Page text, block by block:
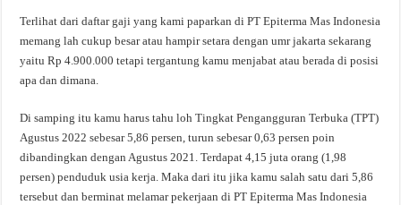
Terlihat dari daftar gaji yang kami paparkan di PT Epiterma Mas Indonesia
memang lah cukup besar atau hampir setara dengan umr jakarta sekarang
yaitu Rp 4.900.000 tetapi tergantung kamu menjabat atau berada di posisi
apa dan dimana.
Di samping itu kamu harus tahu loh Tingkat Pengangguran Terbuka (TPT)
Agustus 2022 sebesar 5,86 persen, turun sebesar 0,63 persen poin
dibandingkan dengan Agustus 2021. Terdapat 4,15 juta orang (1,98
persen) penduduk usia kerja. Maka dari itu jika kamu salah satu dari 5,86
tersebut dan berminat melamar pekerjaan di PT Epiterma Mas Indonesia